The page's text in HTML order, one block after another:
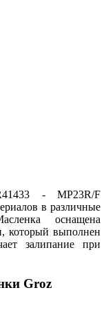
- MP23R/F
в различные
оснащена
который выполнен
залипание при
Groz